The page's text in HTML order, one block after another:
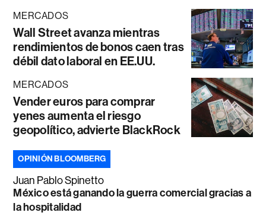
MERCADOS
Wall Street avanza mientras
rendimientos de bonos caen tras
débil dato laboral en EE.UU.
MERCADOS
Vender euros para comprar
yenes aumenta el riesgo
geopolítico, advierte BlackRock
OPINIÓN BLOOMBERG
Juan Pablo Spinetto
México está ganando la guerra comercial gracias a
la hospitalidad